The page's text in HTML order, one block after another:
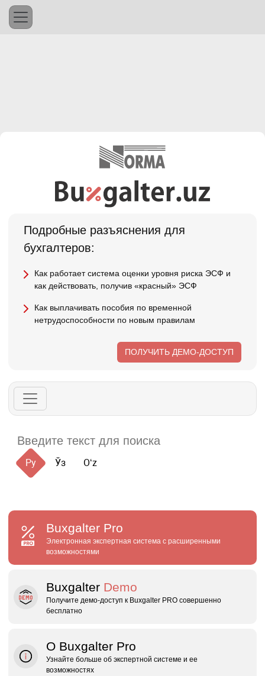
Подробные разъяснения для
бухгалтеров:
Как работает система оценки уровня риска ЭСФ и
как действовать, получив «красный» ЭСФ
Как выплачивать пособия по временной
нетрудоспособности по новым правилам
ПОЛУЧИТЬ ДЕМО-ДОСТУП
Ру Ўз Oʻz
Buxgalter Pro
Электронная экспертная система с расширенными
возможностями
Buxgalter Demo
Получите демо‑доступ к Buxgalter PRO совершенно
бесплатно
О Buxgalter Pro
Узнайте больше об экспертной системе и ее
возможностях